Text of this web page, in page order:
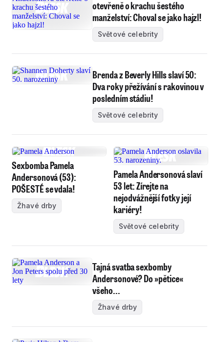
otevřeně o krachu šestého
manželství: Choval se jako hajzl!
Světové celebrity
Brenda z Beverly Hills slaví 50:
Dva roky přežívání s rakovinou v
posledním stádiu!
Světové celebrity
Sexbomba Pamela
Andersonová (53):
POŠESTÉ se vdala!
Žhavé drby
Pamela Andersonová slaví
53 let: Zírejte na
nejodvážnější fotky její
kariéry!
Světové celebrity
Tajná svatba sexbomby
Andersonové? Do »pětice«
všeho...
Žhavé drby